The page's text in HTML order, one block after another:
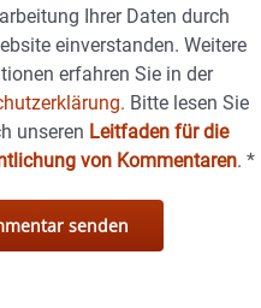
Ihrer Daten durch
einverstanden. Weitere
erfahren Sie in der
Bitte lesen Sie
unseren Leitfaden für die
von Kommentaren.*